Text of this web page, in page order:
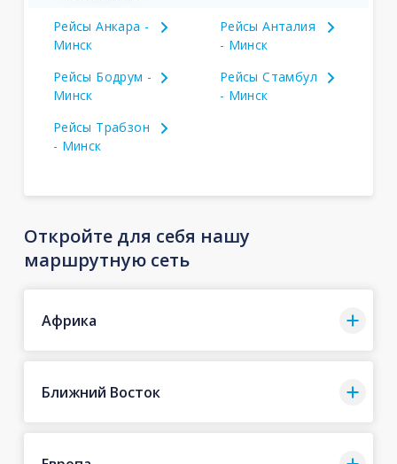
Рейсы Анкара -
Минск
Рейсы Анталия
- Минск
Рейсы Бодрум -
Минск
Рейсы Стамбул
- Минск
Рейсы Трабзон
- Минск
Откройте для себя нашу
маршрутную сеть
Африка
Ближний Восток